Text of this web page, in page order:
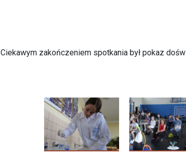
Ciekawym zakończeniem spotkania był pokaz